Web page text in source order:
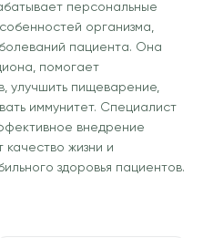
персональные
организма,
пациента. Она
помогает
улучшить пищеварение,
иммунитет. Специалист
внедрение
жизни и
здоровья пациентов.